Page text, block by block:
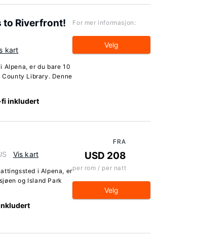
to Riverfront!
kart
Alpena, er du bare 10
Library. Denne
inkludert
For mer informasjon:
Velg
Vis kart
i Alpena, er
og Island Park
FRA
USD 208
per rom / per natt
Velg